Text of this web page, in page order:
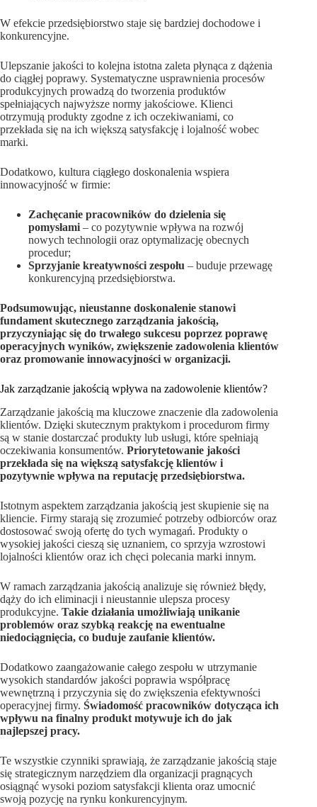
W efekcie przedsiębiorstwo staje się bardziej dochodowe i
konkurencyjne.
Ulepszanie jakości to kolejna istotna zaleta płynąca z dążenia
do ciągłej poprawy. Systematyczne usprawnienia procesów
produkcyjnych prowadzą do tworzenia produktów
spełniających najwyższe normy jakościowe. Klienci
otrzymują produkty zgodne z ich oczekiwaniami, co
przekłada się na ich większą satysfakcję i lojalność wobec
marki.
Dodatkowo, kultura ciągłego doskonalenia wspiera
innowacyjność w firmie:
Zachęcanie pracowników do dzielenia się
pomysłami – co pozytywnie wpływa na rozwój
nowych technologii oraz optymalizację obecnych
procedur;
Sprzyjanie kreatywności zespołu – buduje przewagę
konkurencyjną przedsiębiorstwa.
Podsumowując, nieustanne doskonalenie stanowi
fundament skutecznego zarządzania jakością,
przyczyniając się do trwałego sukcesu poprzez poprawę
operacyjnych wyników, zwiększenie zadowolenia klientów
oraz promowanie innowacyjności w organizacji.
Jak zarządzanie jakością wpływa na zadowolenie klientów?
Zarządzanie jakością ma kluczowe znaczenie dla zadowolenia
klientów. Dzięki skutecznym praktykom i procedurom firmy
są w stanie dostarczać produkty lub usługi, które spełniają
oczekiwania konsumentów. Priorytetowanie jakości
przekłada się na większą satysfakcję klientów i
pozytywnie wpływa na reputację przedsiębiorstwa.
Istotnym aspektem zarządzania jakością jest skupienie się na
kliencie. Firmy starają się zrozumieć potrzeby odbiorców oraz
dostosować swoją ofertę do tych wymagań. Produkty o
wysokiej jakości cieszą się uznaniem, co sprzyja wzrostowi
lojalności klientów oraz ich chęci polecania marki innym.
W ramach zarządzania jakością analizuje się również błędy,
dąży do ich eliminacji i nieustannie ulepsza procesy
produkcyjne. Takie działania umożliwiają unikanie
problemów oraz szybką reakcję na ewentualne
niedociągnięcia, co buduje zaufanie klientów.
Dodatkowo zaangażowanie całego zespołu w utrzymanie
wysokich standardów jakości poprawia współpracę
wewnętrzną i przyczynia się do zwiększenia efektywności
operacyjnej firmy. Świadomość pracowników dotycząca ich
wpływu na finalny produkt motywuje ich do jak
najlepszej pracy.
Te wszystkie czynniki sprawiają, że zarządzanie jakością staje
się strategicznym narzędziem dla organizacji pragnących
osiągnąć wysoki poziom satysfakcji klienta oraz umocnić
swoją pozycję na rynku konkurencyjnym.